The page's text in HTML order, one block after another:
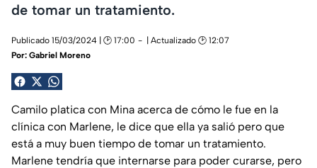
de tomar un tratamiento.
Publicado 15/03/2024 | 🕑 17:00
| Actualizado 🕑 12:07
Por: Gabriel Moreno
Camilo platica con Mina acerca de cómo le fue en la
clínica con Marlene, le dice que ella ya salió pero que
está a muy buen tiempo de tomar un tratamiento.
Marlene tendría que internarse para poder curarse, pero